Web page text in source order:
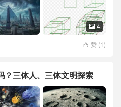
 4
 赞 (1)
？三体人、三体文明探索